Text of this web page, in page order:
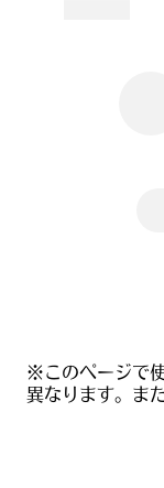
※このページで
異なります。ま